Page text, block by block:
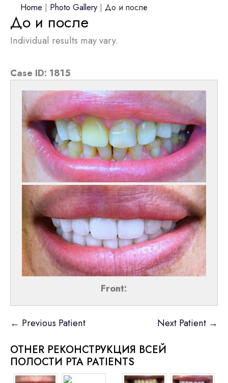
Home | Photo Gallery | До и после
До и после
Individual results may vary.
Case ID: 1815
Front:
← Previous Patient Next Patient →
OTHER РЕКОНСТРУКЦИЯ ВСЕЙ
ПОЛОСТИ РТА PATIENTS